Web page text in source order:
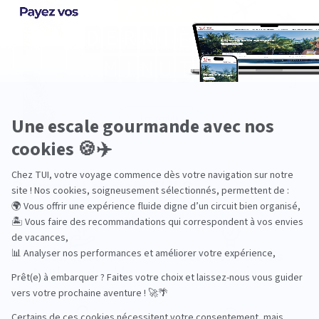
Pourquoi choisir TUI ?
TUI, acteur du
tourisme durable
Des hôtels choisis
avec soin